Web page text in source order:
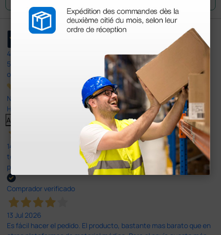
4,4
597
opiniones
Nuestras reseñas de 4 y 5 estrellas.
Haga clic aquí para leerlos todos >
Anterior
14 Jul 2026
todo correcto. podria señalar que un poco caro los portes y el
plazo de entrega se alarga.
Comprador verificado
13 Jul 2026
Es fácil hacer el pedido. El producto, bastante mas barato que en